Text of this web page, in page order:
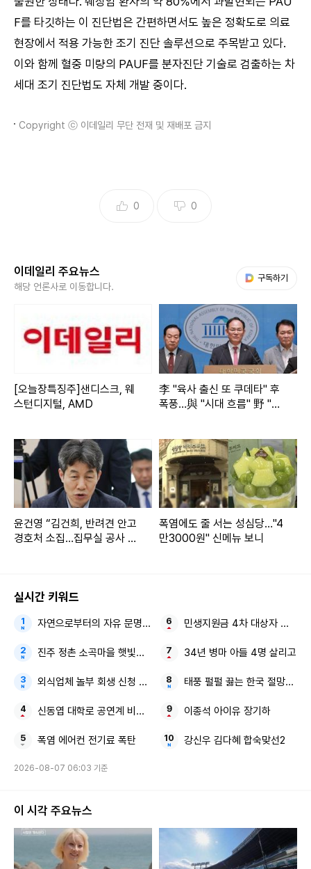
F를 타깃하는 이 진단법은 간편하면서도 높은 정확도로 의료
현장에서 적용 가능한 조기 진단 솔루션으로 주목받고 있다.
이와 함께 혈중 미량의 PAUF를 분자진단 기술로 검출하는 차
세대 조기 진단법도 자체 개발 중이다.
Copyright ⓒ 이데일리 무단 전재 및 재배포 금지
0 0
이데일리 주요뉴스
해당 언론사로 이동합니다.
구독하기
[오늘장특징주]샌디스크, 웨
스턴디지털, AMD
李 "육사 출신 또 쿠데타" 후
폭풍…與 "시대 흐름" 野 "역
윤건영 “김건희, 반려견 안고
경호처 소집…집무실 공사 지
폭염에도 줄 서는 성심당…"4
만3000원" 신메뉴 보니
실시간 키워드
자연으로부터의 자유 문명이 부른 지구의 위기
진주 정촌 소곡마을 햇빛소득마을
외식업체 놀부 회생 신청 尹 전 대통령 전속사진가
신동엽 대학로 공연계 비하 논란
폭염 에어컨 전기료 폭탄
민생지원금 4차 대상자 전국
34년 병마 아들 4명 살리고
태풍 펄펄 끓는 한국 절망적인
이종석 아이유 장기하
강신우 김다혜 합숙맞선2
2026-08-07 06:03 기준
이 시각 주요뉴스